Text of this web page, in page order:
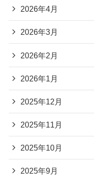
2026年4月
2026年3月
2026年2月
2026年1月
2025年12月
2025年11月
2025年10月
2025年9月